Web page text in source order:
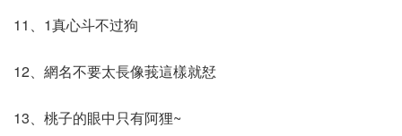
11、1真心斗不过狗
12、網名不要太長像莪這樣就恏
13、桃子的眼中只有阿狸~